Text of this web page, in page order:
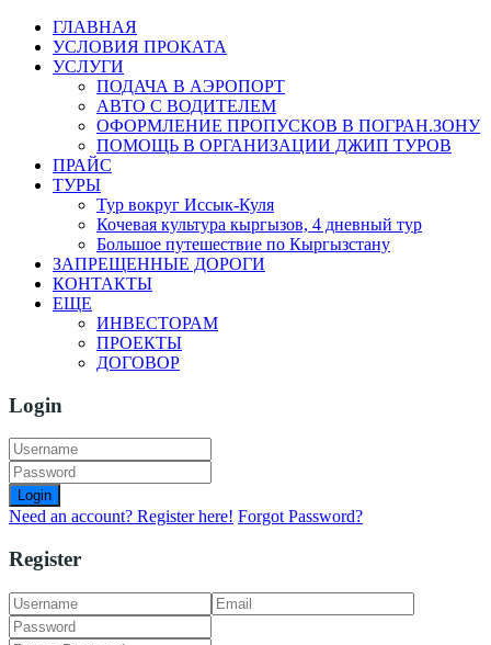
ГЛАВНАЯ
УСЛОВИЯ ПРОКАТА
УСЛУГИ
ПОДАЧА В АЭРОПОРТ
АВТО С ВОДИТЕЛЕМ
ОФОРМЛЕНИЕ ПРОПУСКОВ В ПОГРАН.ЗОНУ
ПОМОЩЬ В ОРГАНИЗАЦИИ ДЖИП ТУРОВ
ПРАЙС
ТУРЫ
Тур вокруг Иссык-Куля
Кочевая культура кыргызов, 4 дневный тур
Большое путешествие по Кыргызстану
ЗАПРЕЩЕННЫЕ ДОРОГИ
КОНТАКТЫ
ЕЩЕ
ИНВЕСТОРАМ
ПРОЕКТЫ
ДОГОВОР
Login
Login
Need an account? Register here! Forgot Password?
Register